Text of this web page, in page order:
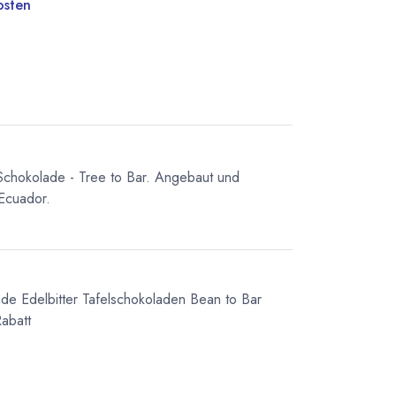
- Tree to Bar. Angebaut und
Edelbitter Tafelschokoladen Bean to Bar